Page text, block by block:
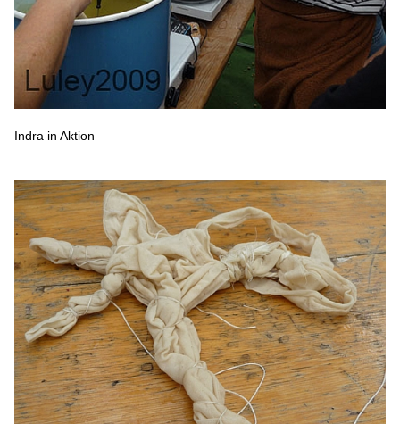
Indra in Aktion